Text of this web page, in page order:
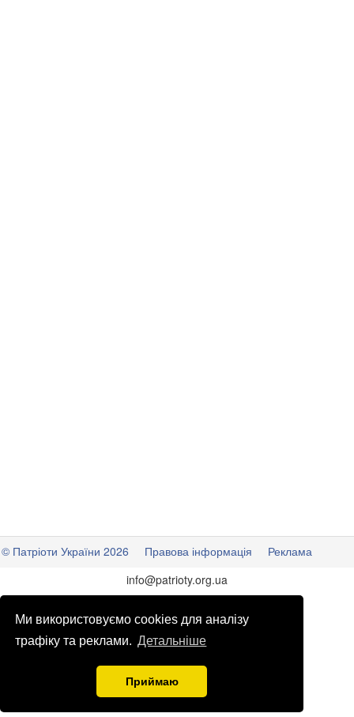
Ми використовуємо cookies для аналізу
трафіку та реклами. Детальніше
Приймаю
© Патріоти України 2026 Правова інформація
Реклама
info@patrioty.org.ua